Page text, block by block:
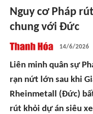
Nguy cơ Pháp
chung với Đức
14/6/2026
Liên minh quân sự
rạn nứt lớn sau khi
Rheinmetall (Đức)
rút khỏi dự án siêu